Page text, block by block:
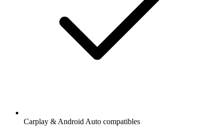
Carplay & Android Auto compatibles